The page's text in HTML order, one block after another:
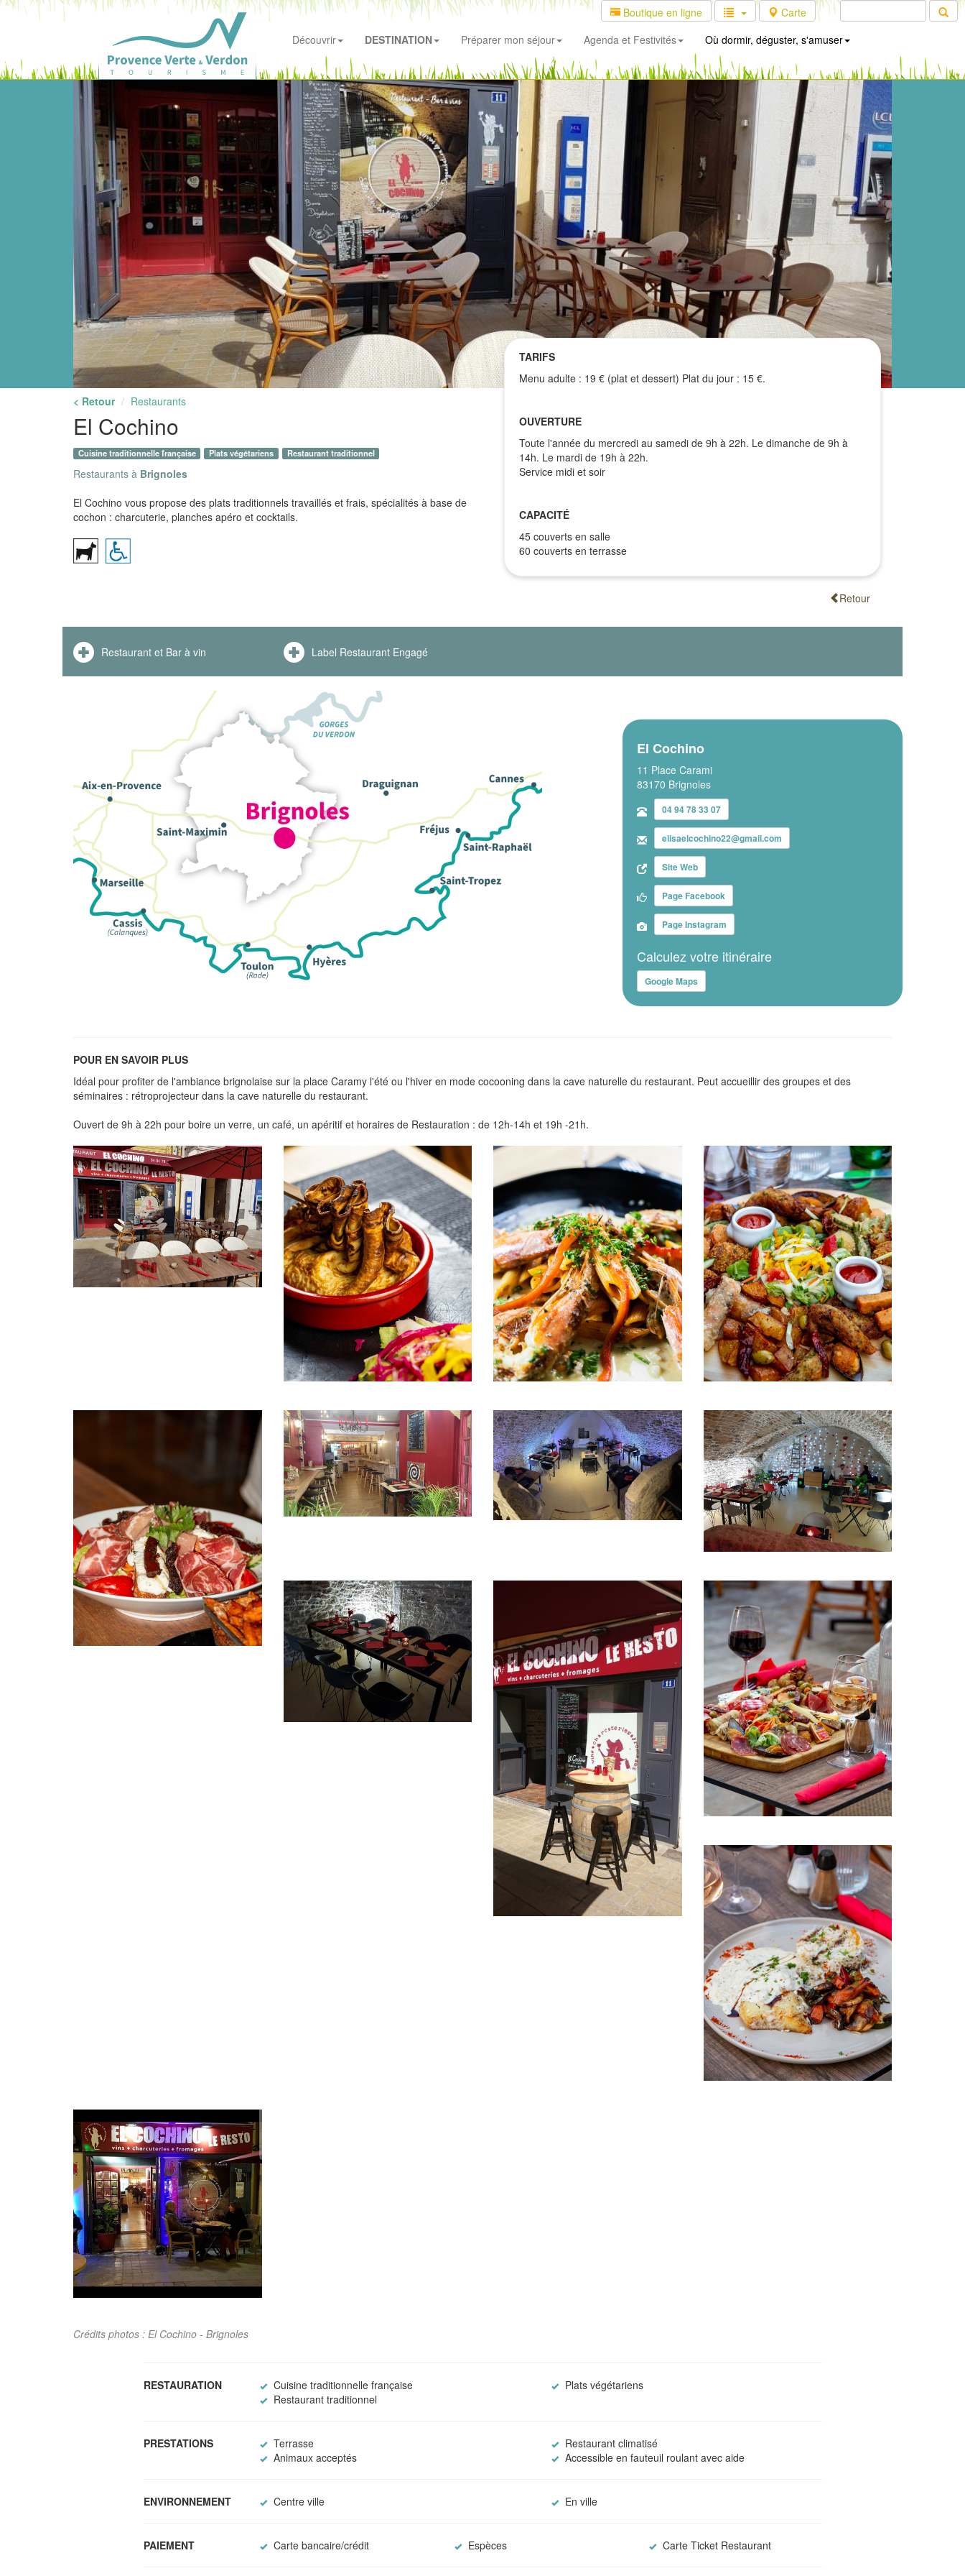
Boutique en ligne
Carte
Découvrir
DESTINATION Préparer mon séjour Agenda et Festivités Où dormir, déguster, s'amuser
< Retour Restaurants
El Cochino
Cuisine traditionnelle française Plats végétariens Restaurant traditionnel
Restaurants à Brignoles
El Cochino vous propose des plats traditionnels travaillés et frais, spécialités à base de
cochon : charcuterie, planches apéro et cocktails.
TARIFS
Menu adulte : 19 € (plat et dessert) Plat du jour : 15 €.
OUVERTURE
Toute l'année du mercredi au samedi de 9h à 22h. Le dimanche de 9h à
14h. Le mardi de 19h à 22h.
Service midi et soir
CAPACITÉ
45 couverts en salle
60 couverts en terrasse
Retour
Restaurant et Bar à vin Label Restaurant Engagé
El Cochino
11 Place Carami
83170 Brignoles
04 94 78 33 07
elisaelcochino22@gmail.com
Site Web
Page Facebook
Page Instagram
Calculez votre itinéraire
Google Maps
POUR EN SAVOIR PLUS
Idéal pour profiter de l'ambiance brignolaise sur la place Caramy l'été ou l'hiver en mode cocooning dans la cave naturelle du restaurant. Peut accueillir des groupes et des
séminaires : rétroprojecteur dans la cave naturelle du restaurant.
Ouvert de 9h à 22h pour boire un verre, un café, un apéritif et horaires de Restauration : de 12h-14h et 19h -21h.
Crédits photos : El Cochino - Brignoles
RESTAURATION Cuisine traditionnelle française
Plats végétariens
Restaurant traditionnel
PRESTATIONS Terrasse
Restaurant climatisé
Animaux acceptés
Accessible en fauteuil roulant avec aide
ENVIRONNEMENT Centre ville En ville
PAIEMENT Carte bancaire/crédit Espèces Carte Ticket Restaurant